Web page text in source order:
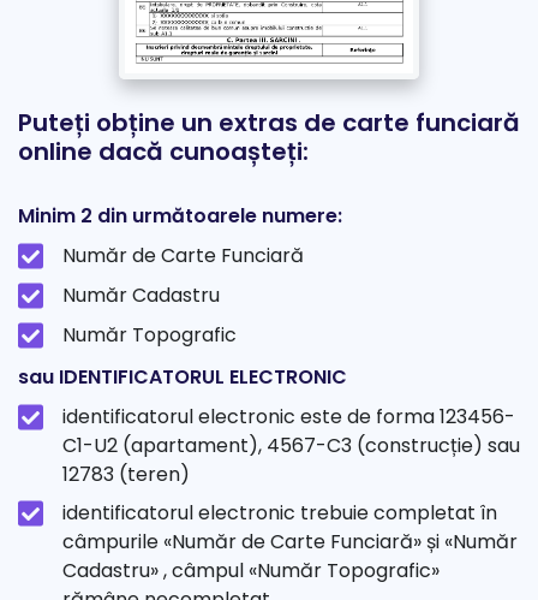
Puteți obține un extras de carte funciară
online dacă cunoașteți:
Minim 2 din următoarele numere:
Număr de Carte Funciară
Număr Cadastru
Număr Topografic
sau IDENTIFICATORUL ELECTRONIC
identificatorul electronic este de forma 123456-
C1-U2 (apartament), 4567-C3 (construcție) sau
12783 (teren)
identificatorul electronic trebuie completat în
câmpurile «Număr de Carte Funciară» și «Număr
Cadastru» , câmpul «Număr Topografic»